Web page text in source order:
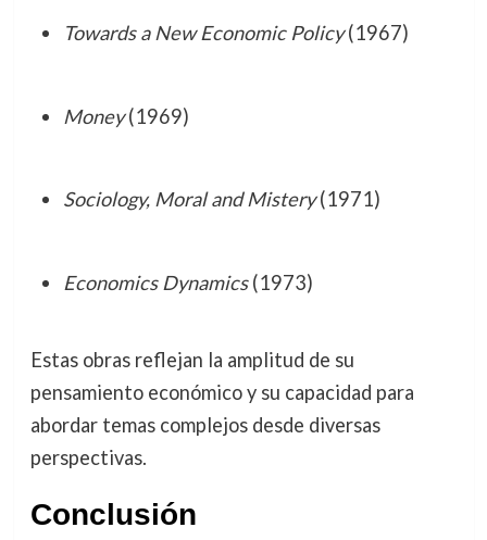
Towards a New Economic Policy(1967)
Money(1969)
Sociology, Moral and Mistery(1971)
Economics Dynamics(1973)
Estas obras reflejan la amplitud de su
pensamiento económico y su capacidad para
abordar temas complejos desde diversas
perspectivas.
Conclusión